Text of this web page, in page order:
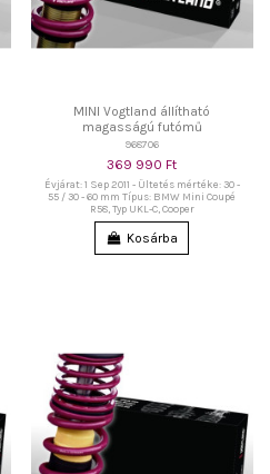
MINI Vogtland állítható
magasságú futómű
968706
369 990 Ft
Évjárat: 1 Sep 2011 - Ültetés mértéke: 30 -
55 / 30 - 60 mm Típus: BMW Mini Coupé
R58, Typ UKL-C, Cooper
Kosárba